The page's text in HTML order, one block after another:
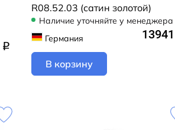
q
R08.52.03 (сатин золотой)
Наличие уточняйте у менеджера
Германия
13941
В корзину